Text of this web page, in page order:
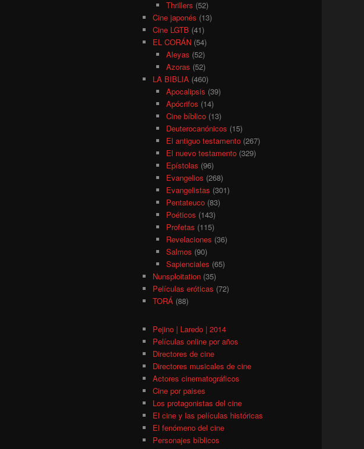
Thrillers (52)
Cine japonés (13)
Cine LGTB (41)
EL CORÁN (54)
Aleyas (52)
Azoras (52)
LA BIBLIA (460)
Apocalipsis (39)
Apócrifos (14)
Cine bíblico(13)
Deuterocanónicos (15)
El antiguo testamento(267)
El nuevo testamento(329)
Epístolas (96)
Evangelios (268)
Evangelistas (301)
Pentateuco(83)
Poéticos (143)
Profetas (115)
Revelaciones (36)
Salmos (90)
Sapienciales (65)
Nunsploitation (35)
Películas eróticas (72)
TORÁ (88)
Pejino | Laredo | 2014
Películas online por años
Directores de cine
Directores musicales de cine
Actores cinematográficos
Cine por paises
Los protagonistas del cine
El cine y las películas históricas
El fenómeno del cine
Personajes bíblicos